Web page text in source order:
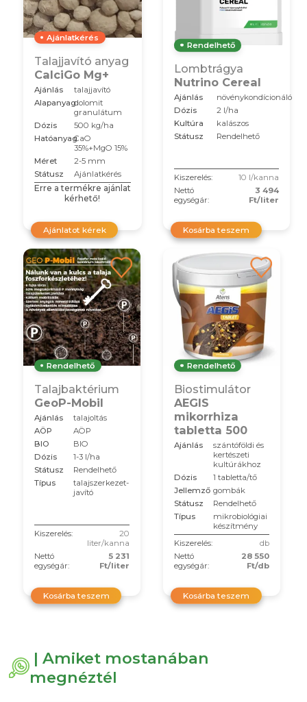
Ajánlatkérés
Talajjavító anyag
CalciGo Mg+
Ajánlás
talajjavító
Alapanyagdolomit
granulátum
Dózis
500 kg/ha
HatóanyagCaO
35%+MgO 15%
Méret
2-5 mm
Státusz
Ajánlatkérés
Erre a termékre ajánlat
kérhető!
Ajánlatot kérek
Rendelhető
Lombtrágya
Nutrino Cereal
Ajánlás
növénykondícionáló
Dózis
2 l/ha
Kultúra
kalászos
Státusz
Rendelhető
Kiszerelés:
10 l/kanna
Nettó
egységár:
3 494
Ft/liter
Kosárba teszem
Rendelhető
Talajbaktérium
GeoP-Mobil
Ajánlás
talajoltás
AÖP
AÖP
BIO
BIO
Dózis
1-3 l/ha
Státusz
Rendelhető
Típus
talajszerkezet-
javító
Kiszerelés:
20
liter/kanna
Nettó
egységár:
5 231
Ft/liter
Kosárba teszem
Rendelhető
Biostimulátor
AEGIS
mikorrhiza
tabletta 500
Ajánlás
szántóföldi és
kertészeti
kultúrákhoz
Dózis
1 tabletta/tő
Jellemző gombák
Státusz
Rendelhető
Típus
mikrobiológiai
készítmény
Kiszerelés:
db
Nettó
egységár:
28 550
Ft/db
Kosárba teszem
| Amiket mostanában
megnéztél